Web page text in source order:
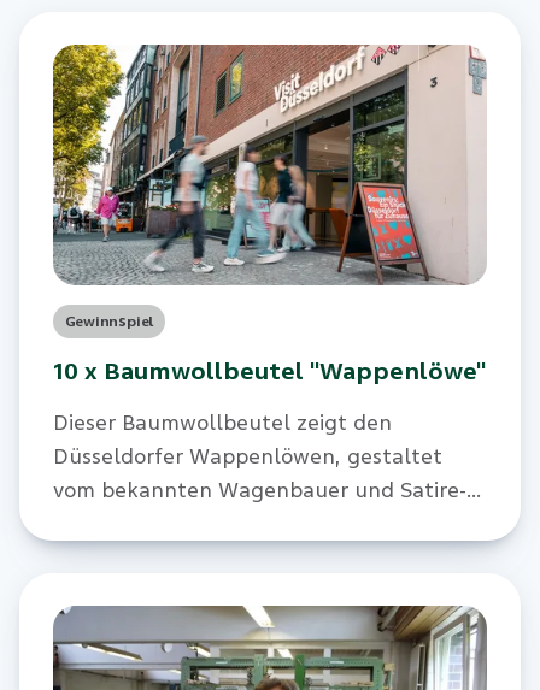
Gewinnspiel
10 x Baumwollbeutel "Wappenlöwe"
Dieser Baumwollbeutel zeigt den
Düsseldorfer Wappenlöwen, gestaltet
vom bekannten Wagenbauer und Satire-
Stück.